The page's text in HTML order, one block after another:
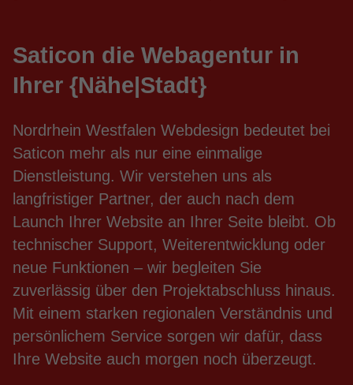
Saticon die Webagentur in
Ihrer {Nähe|Stadt}
Nordrhein Westfalen Webdesign bedeutet bei
Saticon mehr als nur eine einmalige
Dienstleistung. Wir verstehen uns als
langfristiger Partner, der auch nach dem
Launch Ihrer Website an Ihrer Seite bleibt. Ob
technischer Support, Weiterentwicklung oder
neue Funktionen – wir begleiten Sie
zuverlässig über den Projektabschluss hinaus.
Mit einem starken regionalen Verständnis und
persönlichem Service sorgen wir dafür, dass
Ihre Website auch morgen noch überzeugt.